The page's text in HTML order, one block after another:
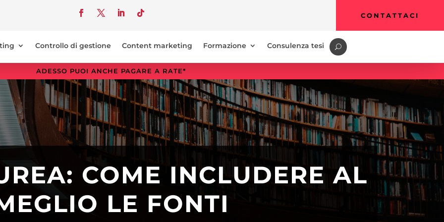
CONTATTACI
Controllo di gestione Content marketing Formazione Consulenza tesi
ADESSO PUOI ANCHE PAGARE A RATE*
COME INCLUDERE AL
LE FONTI